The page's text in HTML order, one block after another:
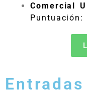
Comercial